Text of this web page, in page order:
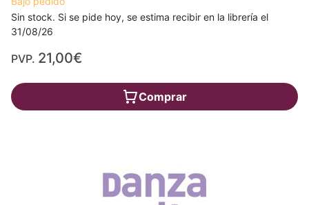
Sin stock. Si se pide hoy, se estima recibir en la librería el
31/08/26
PVP. 21,00€
Comprar